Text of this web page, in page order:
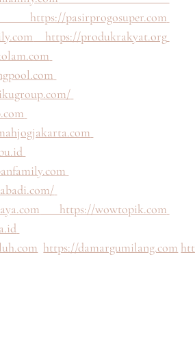
https://produkrakyat.org
https://wowtopik.com
https://damargumilang.com